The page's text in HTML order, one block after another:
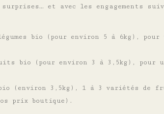
et avec les engagements
bio (pour environ 5 à 6kg),
bio (pour environ 3 à 3,5kg), pour
(environ 3,5kg), 1 à 3 variétés de
prix boutique).